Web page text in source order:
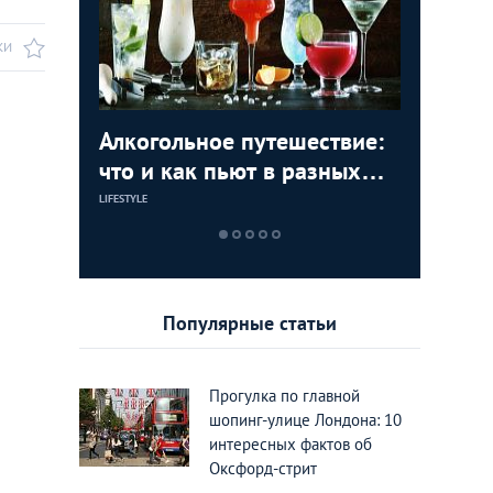
Алкогольное путешествие:
что и как пьют в разных
странах мира
LIFESTYLE
Популярные статьи
Прогулка по главной
шопинг-улице Лондона: 10
интересных фактов об
Оксфорд-стрит